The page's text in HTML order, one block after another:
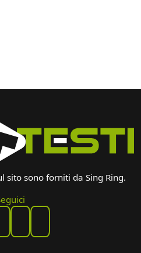
sito sono forniti da Sing Ring.